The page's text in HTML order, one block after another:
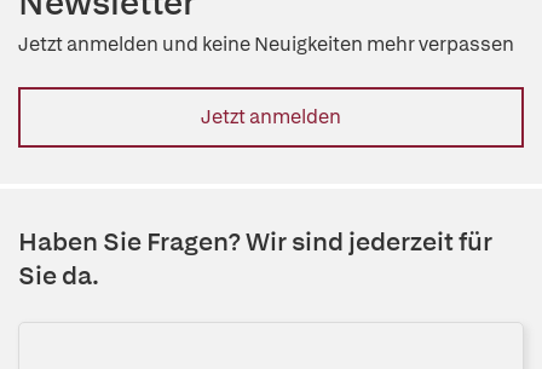
Jetzt anmelden und keine Neuigkeiten mehr verpassen
Jetzt anmelden
Haben Sie Fragen? Wir sind jederzeit für
Sie da.